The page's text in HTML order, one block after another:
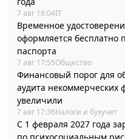
7 авг 18:04IT
Временное
оформляется бесплатно
паспорта
7 авг 17:55Общество
Финансовый порог для
аудита некоммерческих
увеличили
7 авг 17:36Налоги и бухучет
С 1 февраля 2027 года